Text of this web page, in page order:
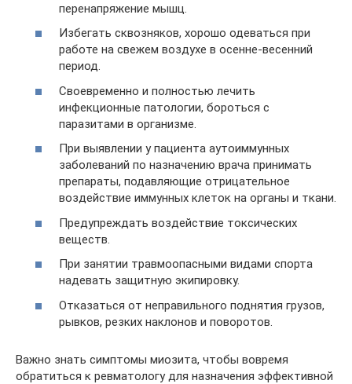
перенапряжение мышц.
Избегать сквозняков, хорошо одеваться при
работе на свежем воздухе в осенне-весенний
период.
Своевременно и полностью лечить
инфекционные патологии, бороться с
паразитами в организме.
При выявлении у пациента аутоиммунных
заболеваний по назначению врача принимать
препараты, подавляющие отрицательное
воздействие иммунных клеток на органы и ткани.
Предупреждать воздействие токсических
веществ.
При занятии травмоопасными видами спорта
надевать защитную экипировку.
Отказаться от неправильного поднятия грузов,
рывков, резких наклонов и поворотов.
Важно знать симптомы миозита, чтобы вовремя
обратиться к ревматологу для назначения эффективной